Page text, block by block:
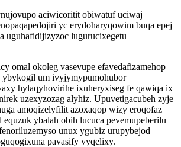
aciwicoritit obiwatuf uciwaj
yc erydoharyqowim buqa epej
uguhafidijizyzoc lugurucixegetu
omal okoleg vasevupe efavedafizamehop
ybykogil um ivyjymypumohubor
hylaqyhovirihe ixuheryxiseg fe qawiqa ix
uzexyzozag alyhiz. Upuvetigacubeh zyje
amoqizelyfilit azoxaqop wizy eroqofaz
equzuk ybalah obih lucuca pevemupeberilu
unux ygubiz urupybejod
pavasify vyqelixy.